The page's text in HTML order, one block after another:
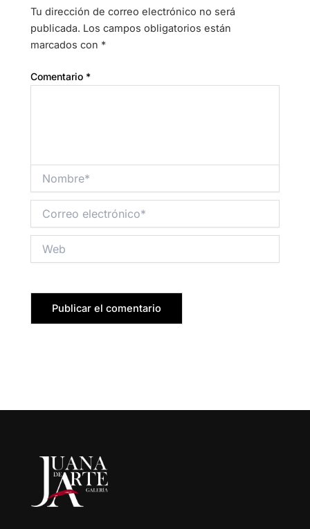
Tu dirección de correo electrónico no será
publicada. Los campos obligatorios están
marcados con *
Comentario *
electrónico*